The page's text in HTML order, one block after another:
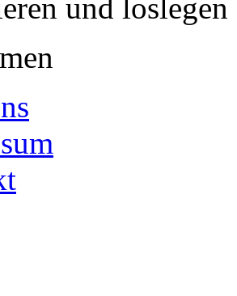
und loslegen